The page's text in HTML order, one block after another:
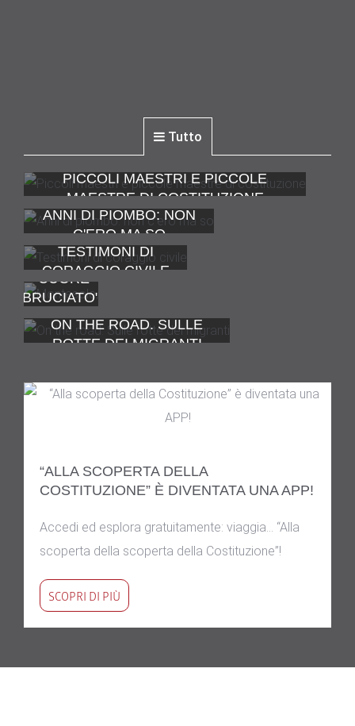
Tutto
PICCOLI MAESTRI E PICCOLE
MAESTRE DI COSTITUZIONE
ANNI DI PIOMBO: NON
C'ERO MA SO
TESTIMONI DI
CORAGGIO CIVILE
MONTESOLE,
"CUORE
BRUCIATO"
DELLA
RESISTENZA
ON THE ROAD. SULLE
ROTTE DEI MIGRANTI
“ALLA SCOPERTA DELLA
COSTITUZIONE” È DIVENTATA UNA APP!
Accedi ed esplora gratuitamente: viaggia… “Alla
scoperta della scoperta della Costituzione”!
SCOPRI DI PIÙ